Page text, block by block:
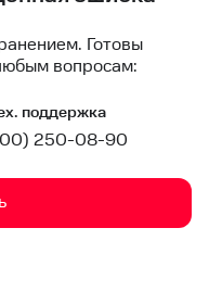
Готовы
вопросам:
поддержка
250-08-90